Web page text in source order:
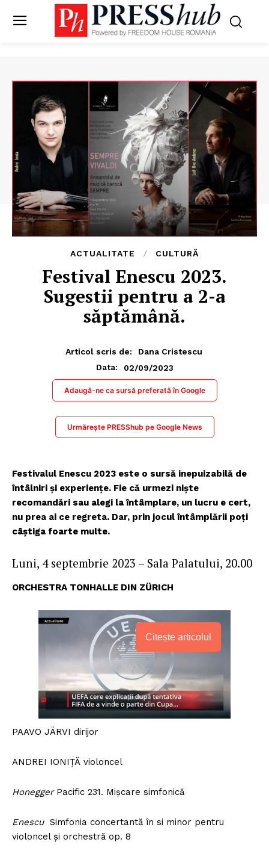
ACTUALITATE CULTURĂ
Festival Enescu 2023.
Sugestii pentru a 2-a
săptămână.
Articol scris de:
Dana Cristescu
Data:
02/09/2023
Adaugă-ne ca sursă preferată în Google
Urmărește PRESShub pe Google News
Festivalul Enescu 2023 este o sursă inepuizabilă de
întâlniri și experiențe. Fie că urmezi niște
recomandări sau alegi la întâmplare, un lucru e cert,
nu prea ai ce regreta. Dar, prin jocul întâmplării poți
câștiga foarte multe.
Luni, 4 septembrie 2023 – Sala Palatului, 20.00
ORCHESTRA TONHALLE DIN ZÜRICH
Citește articolul
PAAVO JÄRVI dirijor
ANDREI IONIȚĂ violoncel
Honegger Pacific 231. Mișcare simfonică
EnescuSimfonia concertantă în si minor pentru
violoncel și orchestră op. 8